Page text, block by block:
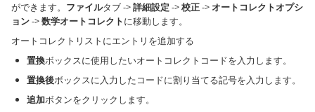
ができます。 ファイルタブ ->詳細設定 ->校正->オートコレクトオプシ
ョン->数学オートコレクトに移動します。
オートコレクトリストにエントリを追加する
置換ボックスに使用したいオートコレクトコードを入力します。
置換後ボックスに入力したコードに割り当てる記号を入力します。
追加ボタンをクリックします。